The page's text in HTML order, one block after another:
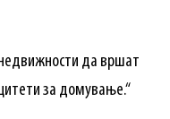
да вршат
за домување.“